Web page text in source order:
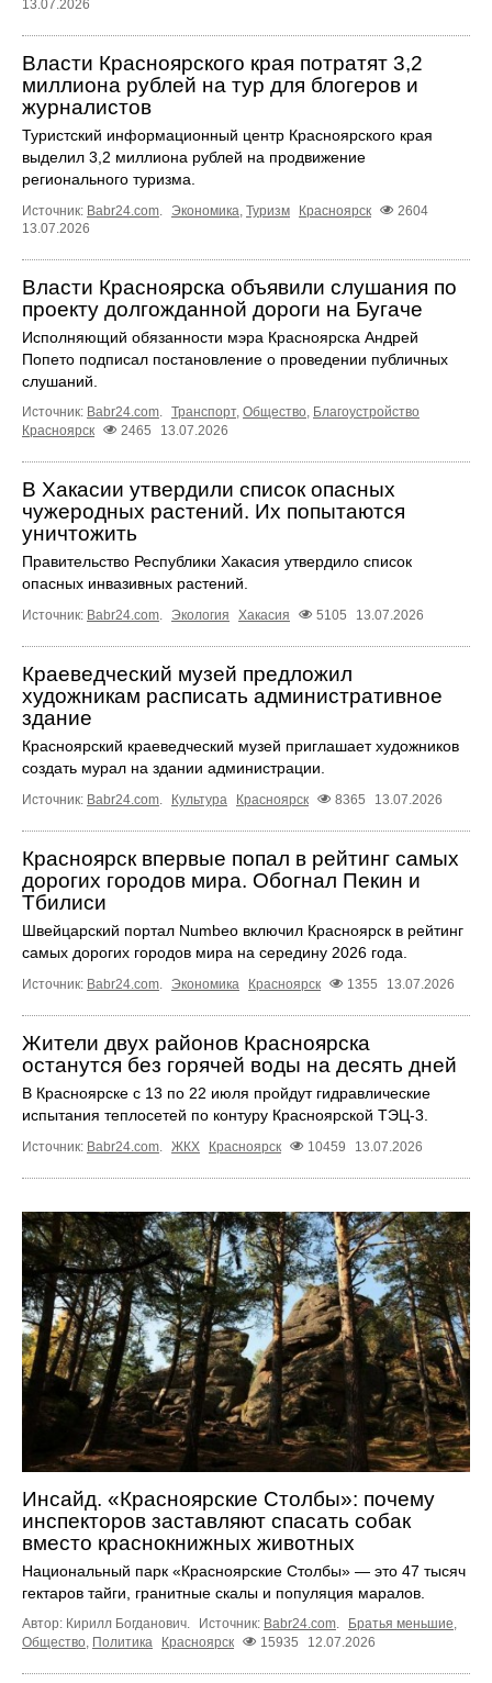
13.07.2026
Власти Красноярского края потратят 3,2
миллиона рублей на тур для блогеров и
журналистов
Туристский информационный центр Красноярского края
выделил 3,2 миллиона рублей на продвижение
регионального туризма.
Источник: Babr24.com. Экономика, Туризм Красноярск
2604
13.07.2026
Власти Красноярска объявили слушания по
проекту долгожданной дороги на Бугаче
Исполняющий обязанности мэра Красноярска Андрей
Попето подписал постановление о проведении публичных
слушаний.
Источник: Babr24.com. Транспорт, Общество, Благоустройство
Красноярск
2465 13.07.2026
В Хакасии утвердили список опасных
чужеродных растений. Их попытаются
уничтожить
Правительство Республики Хакасия утвердило список
опасных инвазивных растений.
Источник: Babr24.com. Экология Хакасия 5105 13.07.2026
Краеведческий музей предложил
художникам расписать административное
здание
Красноярский краеведческий музей приглашает художников
создать мурал на здании администрации.
Источник: Babr24.com. Культура Красноярск 8365 13.07.2026
Красноярск впервые попал в рейтинг самых
дорогих городов мира. Обогнал Пекин и
Тбилиси
Швейцарский портал Numbeo включил Красноярск в рейтинг
самых дорогих городов мира на середину 2026 года.
Источник: Babr24.com. Экономика Красноярск 1355 13.07.2026
Жители двух районов Красноярска
останутся без горячей воды на десять дней
В Красноярске с 13 по 22 июля пройдут гидравлические
испытания теплосетей по контуру Красноярской ТЭЦ-3.
Источник: Babr24.com. ЖКХ Красноярск 10459 13.07.2026
Инсайд. «Красноярские Столбы»: почему
инспекторов заставляют спасать собак
вместо краснокнижных животных
Национальный парк «Красноярские Столбы» — это 47 тысяч
гектаров тайги, гранитные скалы и популяция маралов.
Автор: Кирилл Богданович. Источник: Babr24.com. Братья меньшие,
Общество, Политика Красноярск 15935 12.07.2026